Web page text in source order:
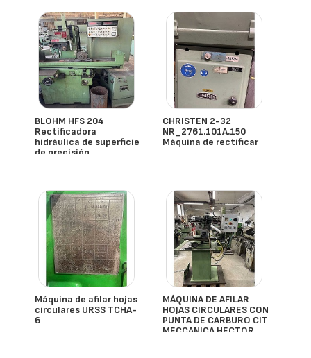
BLOHM HFS 204
Rectificadora
hidráulica de superficie
de precisión
CHRISTEN 2-32
NR_2761.101A.150
Máquina de rectificar
- España
Máquina de afilar hojas
circulares URSS TCHA-
6
- España
MÁQUINA DE AFILAR
HOJAS CIRCULARES CON
PUNTA DE CARBURO CIT
MECCANICA HECTOR